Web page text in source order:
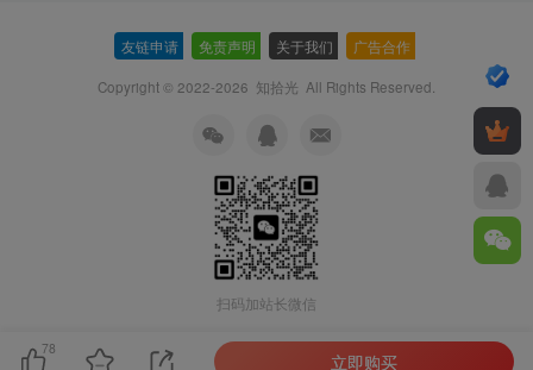
友链申请 免责声明 关于我们 广告合作
Copyright © 2022-2026 知拾光 All Rights Reserved.
扫码加站长微信
78
立即购买